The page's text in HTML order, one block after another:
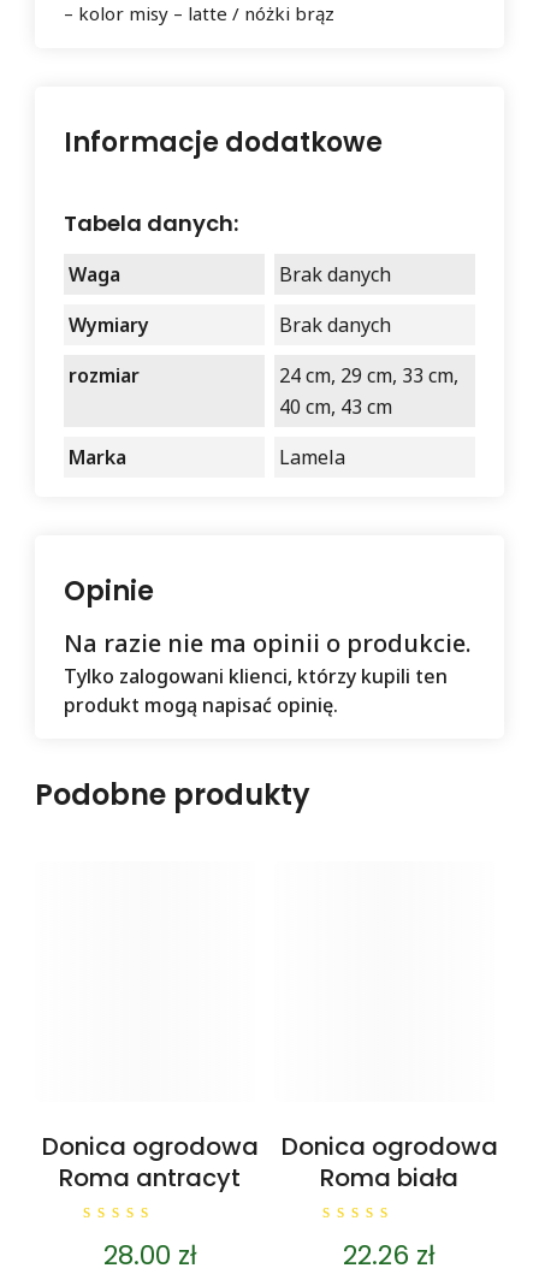
– kolor misy – latte / nóżki brąz
Informacje dodatkowe
Tabela danych:
Waga
Brak danych
Wymiary
Brak danych
rozmiar
24 cm, 29 cm, 33 cm,
40 cm, 43 cm
Marka
Lamela
Opinie
Na razie nie ma opinii o produkcie.
Tylko zalogowani klienci, którzy kupili ten
produkt mogą napisać opinię.
Podobne produkty
Donica ogrodowa
Roma antracyt
out
28.00 zł
Donica ogrodowa
Roma biała
out
22.26 zł